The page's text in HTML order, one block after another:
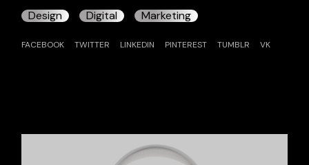
Design Digital Marketing
FACEBOOK TWITTER LINKEDIN PINTEREST TUMBLR VK